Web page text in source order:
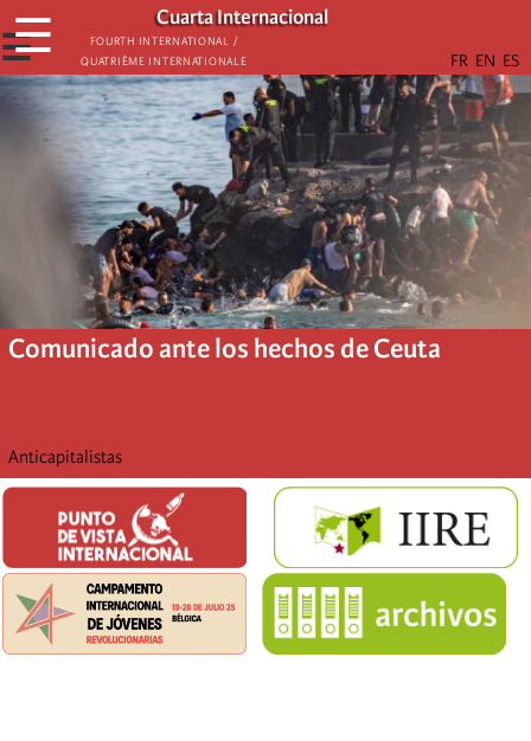
Skip
to
main
content
Cuarta Internacional
Fourth International /
Quatrième internationale
☰
☰
Comunicado ante los hechos de Ceuta
Anticapitalistas